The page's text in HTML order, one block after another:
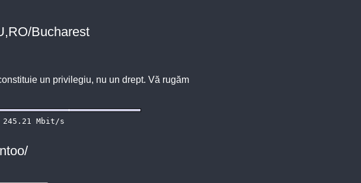
Bucharest
un privilegiu, nu un drept. Vă rugăm